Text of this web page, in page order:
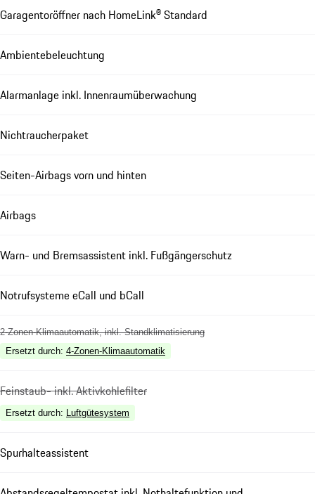
Garagentoröffner nach HomeLink® Standard
Ambientebeleuchtung
Alarmanlage inkl. Innenraumüberwachung
Nichtraucherpaket
Seiten-Airbags vorn und hinten
Airbags
Warn- und Bremsassistent inkl. Fußgängerschutz
Notrufsysteme eCall und bCall
2-Zonen-Klimaautomatik, inkl. Standklimatisierung
Ersetzt durch: 4-Zonen-Klimaautomatik
Feinstaub- inkl. Aktivkohlefilter
Ersetzt durch: Luftgütesystem
Spurhalteassistent